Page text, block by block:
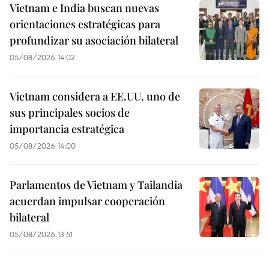
Vietnam e India buscan nuevas
orientaciones estratégicas para
profundizar su asociación bilateral
05/08/2026 14:02
Vietnam considera a EE.UU. uno de
sus principales socios de
importancia estratégica
05/08/2026 14:00
Parlamentos de Vietnam y Tailandia
acuerdan impulsar cooperación
bilateral
05/08/2026 13:51